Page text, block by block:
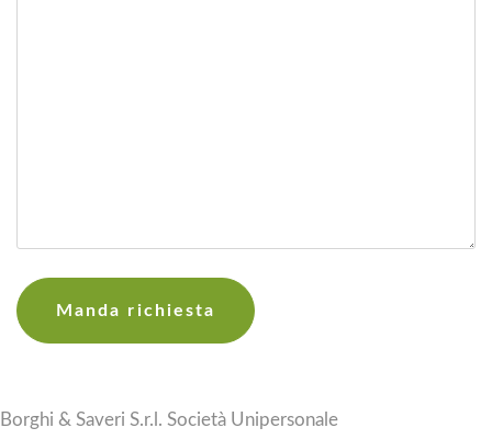
Borghi & Saveri S.r.l. Società Unipersonale